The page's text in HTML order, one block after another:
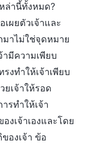
หล่านี้ทั้งหมด?
เผยตัวเจ้าและ
มาไม่ใช่จุดหมาย
ามีความเพียบ
งทำให้เจ้าเพียบ
ยเจ้าให้รอด
รทำให้เจ้า
งเจ้าเองและโดย
องเจ้า ข้อ